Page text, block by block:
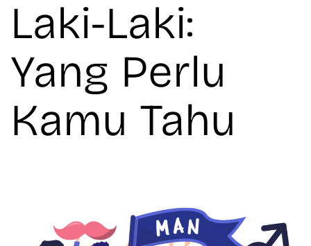
Laki-Laki:
Yang Perlu
Kamu Tahu